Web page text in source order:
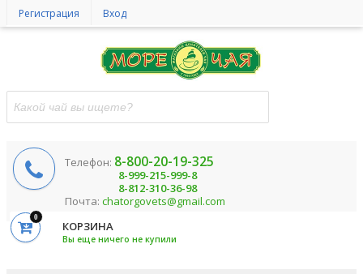
Регистрация Вход
Телефон: 8-800-20-19-325
8-999-215-999-8
8-812-310-36-98
Почта: chatorgovets@gmail.com
0
КОРЗИНА
Вы еще ничего не купили